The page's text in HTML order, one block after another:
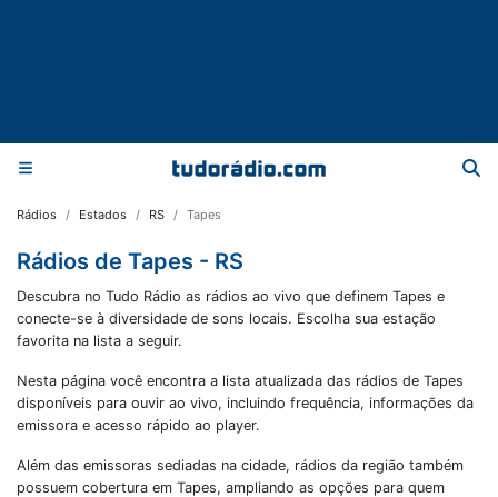
Rádios Estados RS Tapes
Rádios de Tapes - RS
Descubra no Tudo Rádio as rádios ao vivo que definem Tapes e
conecte-se à diversidade de sons locais. Escolha sua estação
favorita na lista a seguir.
Nesta página você encontra a lista atualizada das rádios de Tapes
disponíveis para ouvir ao vivo, incluindo frequência, informações da
emissora e acesso rápido ao player.
Além das emissoras sediadas na cidade, rádios da região também
possuem cobertura em Tapes, ampliando as opções para quem